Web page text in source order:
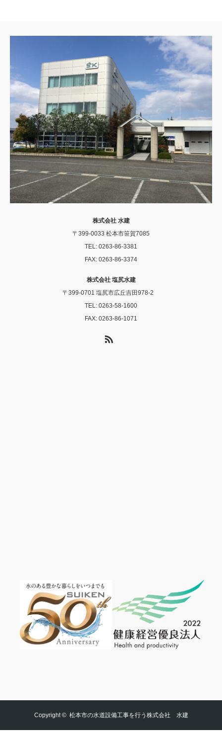
株式会社 水建
〒399-0033 松本市笹賀7085
TEL: 0263-86-3381
FAX: 0263-86-3374
株式会社 塩尻水建
〒399-0701 塩尻市広丘吉田978-2
TEL: 0263-58-1600
FAX: 0263-86-1071
Copyright © 松本市の水道設備工事を行う株式会社 水建